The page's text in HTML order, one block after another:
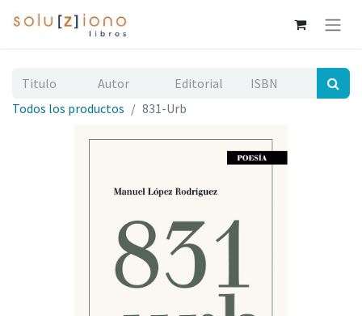
Todos los productos 831-Urb